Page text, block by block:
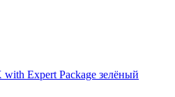
Expert Package зелёный